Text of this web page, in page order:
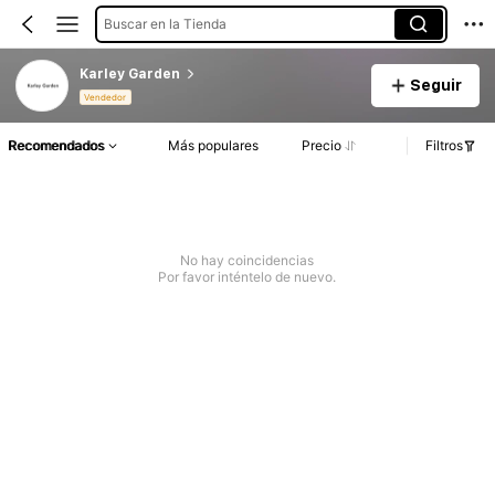
Buscar en la Tienda
Karley Garden
Vendedor
Seguir
Recomendados Más populares Precio Filtros
No hay coincidencias
Por favor inténtelo de nuevo.